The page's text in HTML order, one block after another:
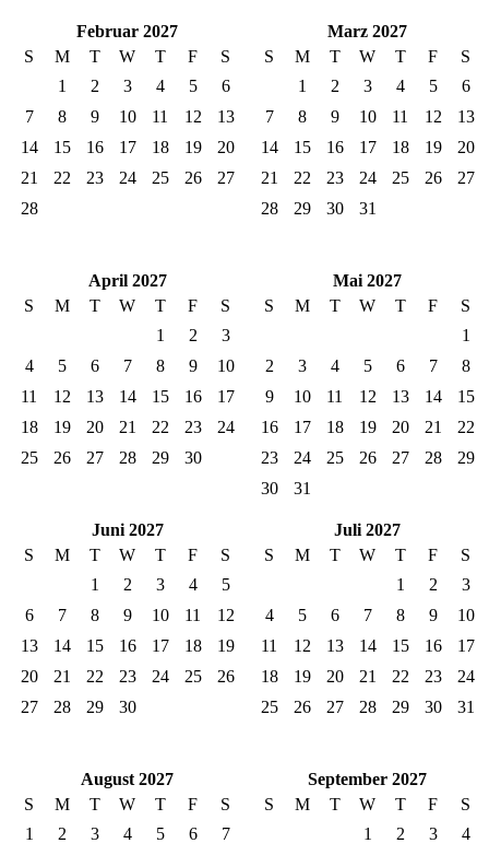
Februar 2027
S
M T W T F
S
1
2 3 4 5
6
7
8 9 10 11 12
13
14
15 16 17 18 19
20
21
22 23 24 25 26
27
28
Marz 2027
S
M T W T F
S
1
2 3 4 5
6
7
8 9 10 11 12
13
14
15 16 17 18 19
20
21
22 23 24 25 26
27
28
29 30 31
April 2027
S
M T W T F
S
1
2
3
4
5 6 7 8 9
10
11
12 13 14 15 16
17
18
19 20 21 22 23
24
25
26 27 28 29 30
Mai 2027
S
M T W T F
S
1
2
3 4 5 6 7
8
9
10 11 12 13 14
15
16
17 18 19 20 21
22
23
24 25 26 27 28
29
30
31
Juni 2027
S
M T W T F
S
1
2 3 4
5
6
7 8 9 10 11
12
13
14 15 16 17 18
19
20
21 22 23 24 25
26
27
28 29 30
Juli 2027
S
M T W T F
S
1
2
3
4
5 6 7 8 9
10
11
12 13 14 15 16
17
18
19 20 21 22 23
24
25
26 27 28 29 30 31
August 2027
S
M T W T F
S
1
2 3 4 5 6
7
September 2027
S
M T W T F
S
1
2 3
4